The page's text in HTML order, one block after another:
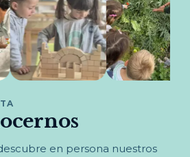
en persona nuestros